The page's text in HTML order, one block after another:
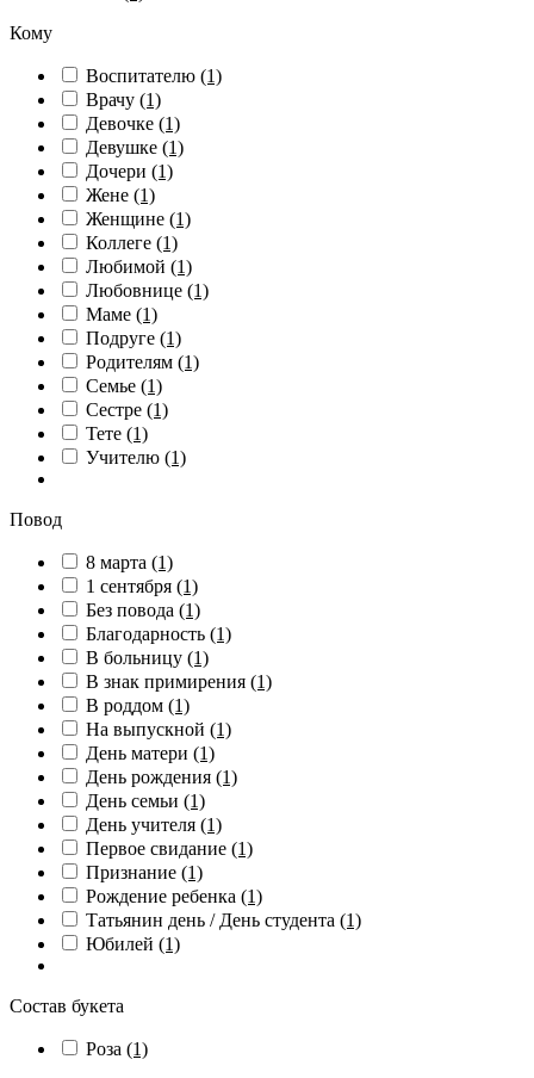
Кому
Воспитателю (1)
Врачу (1)
Девочке (1)
Девушке (1)
Дочери (1)
Жене (1)
Женщине (1)
Коллеге (1)
Любимой (1)
Любовнице (1)
Маме (1)
Подруге (1)
Родителям (1)
Семье (1)
Сестре (1)
Тете (1)
Учителю (1)
Повод
8 марта (1)
1 сентября (1)
Без повода (1)
Благодарность (1)
В больницу (1)
В знак примирения (1)
В роддом (1)
На выпускной (1)
День матери (1)
День рождения (1)
День семьи (1)
День учителя (1)
Первое свидание (1)
Признание (1)
Рождение ребенка (1)
Татьянин день / День студента (1)
Юбилей (1)
Состав букета
Роза (1)